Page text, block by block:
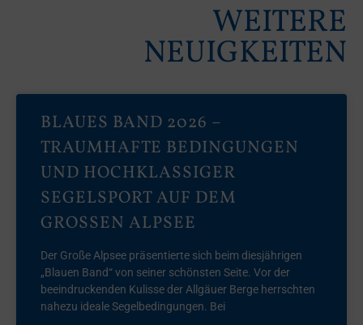
WEITERE
NEUIGKEITEN
BLAUES BAND 2026 –
TRAUMHAFTE BEDINGUNGEN
UND HOCHKLASSIGER
SEGELSPORT AUF DEM
GROSSEN ALPSEE
Der Große Alpsee präsentierte sich beim diesjährigen
„Blauen Band“ von seiner schönsten Seite. Vor der
beeindruckenden Kulisse der Allgäuer Berge herrschten
nahezu ideale Segelbedingungen. Bei